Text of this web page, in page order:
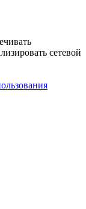
сетевой